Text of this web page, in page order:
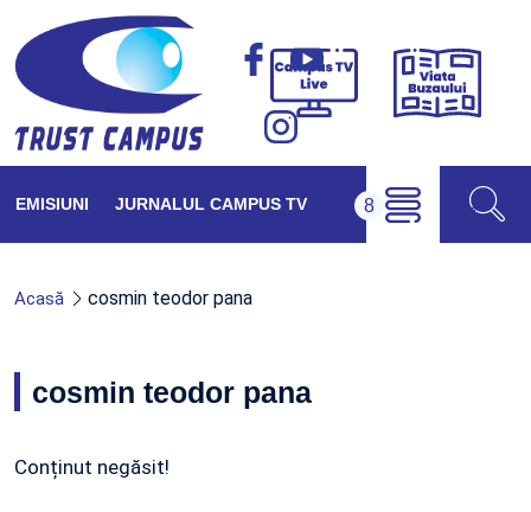
Campus
Viața
EMISIUNI JURNALUL CAMPUS TV
Acasă cosmin teodor pana
cosmin teodor pana
Conținut negăsit!